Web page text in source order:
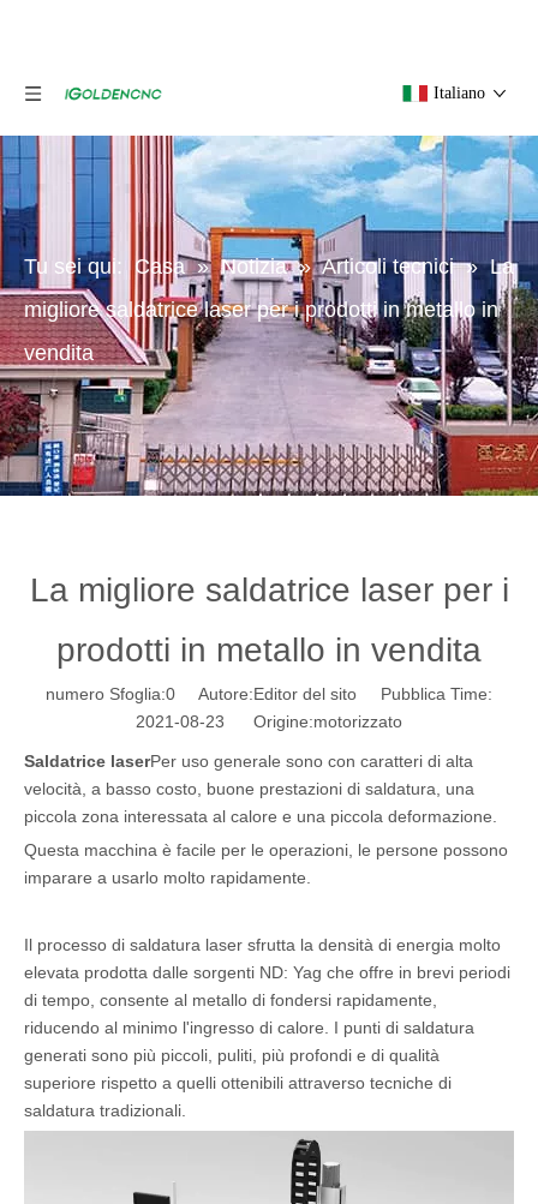
Italiano
Tu sei qui: Casa » Notizia » Articoli tecnici » La
migliore saldatrice laser per i prodotti in metallo in
vendita
La migliore saldatrice laser per i
prodotti in metallo in vendita
numero Sfoglia:0 Autore:Editor del sito Pubblica Time:
2021-08-23 Origine:motorizzato
Saldatrice laserPer uso generale sono con caratteri di alta
velocità, a basso costo, buone prestazioni di saldatura, una
piccola zona interessata al calore e una piccola deformazione.
Questa macchina è facile per le operazioni, le persone possono
imparare a usarlo molto rapidamente.
Il processo di saldatura laser sfrutta la densità di energia molto
elevata prodotta dalle sorgenti ND: Yag che offre in brevi periodi
di tempo, consente al metallo di fondersi rapidamente,
riducendo al minimo l'ingresso di calore. I punti di saldatura
generati sono più piccoli, puliti, più profondi e di qualità
superiore rispetto a quelli ottenibili attraverso tecniche di
saldatura tradizionali.